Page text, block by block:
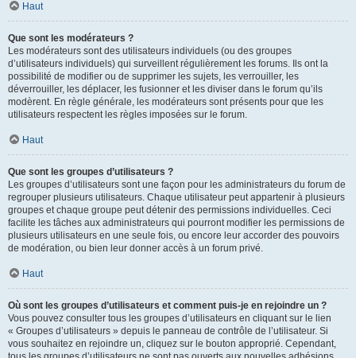
Haut
Que sont les modérateurs ?
Les modérateurs sont des utilisateurs individuels (ou des groupes
d’utilisateurs individuels) qui surveillent régulièrement les forums. Ils ont la
possibilité de modifier ou de supprimer les sujets, les verrouiller, les
déverrouiller, les déplacer, les fusionner et les diviser dans le forum qu’ils
modèrent. En règle générale, les modérateurs sont présents pour que les
utilisateurs respectent les règles imposées sur le forum.
Haut
Que sont les groupes d’utilisateurs ?
Les groupes d’utilisateurs sont une façon pour les administrateurs du forum de
regrouper plusieurs utilisateurs. Chaque utilisateur peut appartenir à plusieurs
groupes et chaque groupe peut détenir des permissions individuelles. Ceci
facilite les tâches aux administrateurs qui pourront modifier les permissions de
plusieurs utilisateurs en une seule fois, ou encore leur accorder des pouvoirs
de modération, ou bien leur donner accès à un forum privé.
Haut
Où sont les groupes d’utilisateurs et comment puis-je en rejoindre un ?
Vous pouvez consulter tous les groupes d’utilisateurs en cliquant sur le lien
« Groupes d’utilisateurs » depuis le panneau de contrôle de l’utilisateur. Si
vous souhaitez en rejoindre un, cliquez sur le bouton approprié. Cependant,